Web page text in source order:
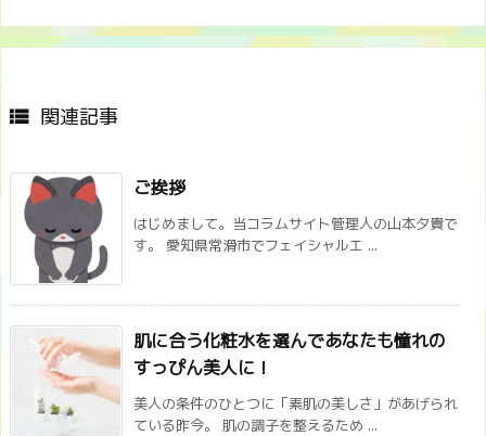
 関連記事
ご挨拶
はじめまして。当コラムサイト管理人の山本夕貴で
す。 愛知県常滑市でフェイシャルエ ...
肌に合う化粧水を選んであなたも憧れの
すっぴん美人に！
美人の条件のひとつに「素肌の美しさ」があげられ
ている昨今。 肌の調子を整えるため ...